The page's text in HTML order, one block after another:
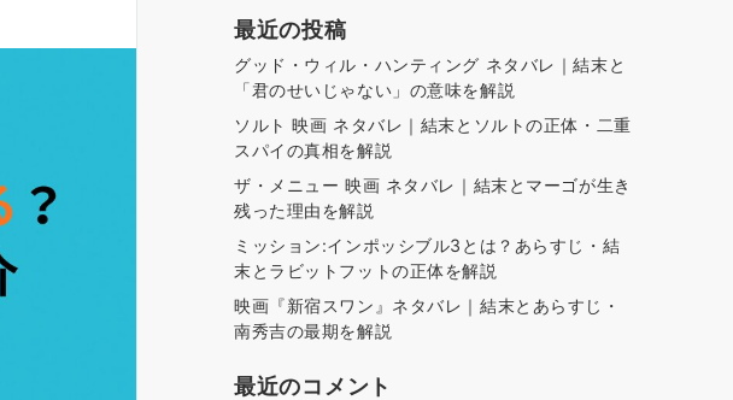
最近の投稿
グッド・ウィル・ハンティング ネタバレ｜結末と
「君のせいじゃない」の意味を解説
ソルト 映画 ネタバレ｜結末とソルトの正体・二重
スパイの真相を解説
ザ・メニュー 映画 ネタバレ｜結末とマーゴが生き
残った理由を解説
ミッション:インポッシブル3とは？あらすじ・結
末とラビットフットの正体を解説
映画『新宿スワン』ネタバレ｜結末とあらすじ・
南秀吉の最期を解説
最近のコメント